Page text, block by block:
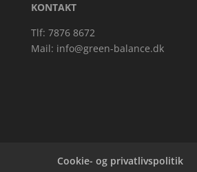
KONTAKT
Tlf: 7876 8672
Mail: info@green-balance.dk
Cookie- og privatlivspolitik